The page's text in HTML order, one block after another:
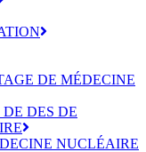
DE MÉDECINE
DES DE
NUCLÉAIRE